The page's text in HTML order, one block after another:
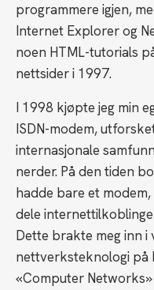
programmere igjen,
Internet Explorer og
noen HTML-tutorials
nettsider i 1997.
I 1998 kjøpte jeg min
ISDN-modem,
internasjonale
nerder. På den tiden
hadde bare et
dele
Dette brakte meg inn i
nettverksteknologi på
«Computer